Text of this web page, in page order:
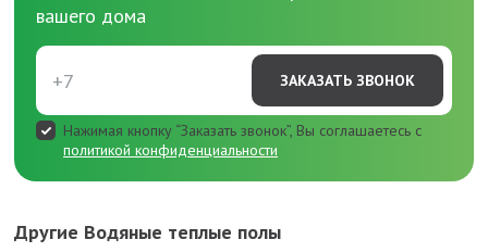
вашего дома
ЗАКАЗАТЬ ЗВОНОК
Нажимая кнопку “Заказать звонок”, Вы соглашаетесь с
политикой конфиденциальности
Другие Водяные теплые полы